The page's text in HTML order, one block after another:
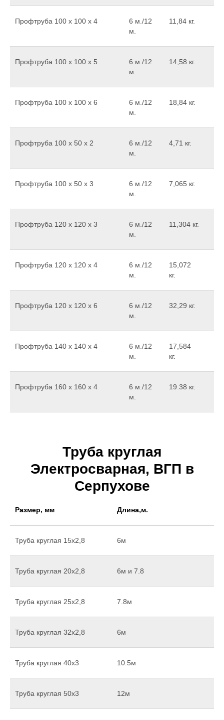
Профтруба 100 х 100 х 4
6 м./12
м.
11,84 кг.
Профтруба 100 х 100 х 5
6 м./12
м.
14,58 кг.
Профтруба 100 х 100 х 6
6 м./12
м.
18,84 кг.
Профтруба 100 х 50 х 2
6 м./12
м.
4,71 кг.
Профтруба 100 х 50 х 3
6 м./12
м.
7,065 кг.
Профтруба 120 х 120 х 3
6 м./12
м.
11,304 кг.
Профтруба 120 х 120 х 4
6 м./12
м.
15,072
кг.
Профтруба 120 х 120 х 6
6 м./12
м.
32,29 кг.
Профтруба 140 х 140 х 4
6 м./12
м.
17,584
кг.
Профтруба 160 х 160 х 4
6 м./12
м.
19.38 кг.
Труба круглая
Электросварная, ВГП в
Серпухове
Размер, мм Длина,м.
Труба круглая 15х2,8 6м
Труба круглая 20х2,8 6м и 7.8
Труба круглая 25х2,8 7.8м
Труба круглая 32х2,8 6м
Труба круглая 40х3 10.5м
Труба круглая 50х3 12м